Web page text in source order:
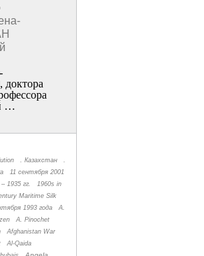
доктора
…
. Казахстан
.
11 сентября 2001
1935 гг.
1960s in
Maritime Silk
1993 года
A.
A. Pinochet
Afghanistan War
Al-Qaida